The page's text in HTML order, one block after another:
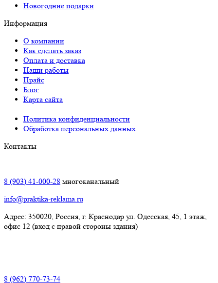
Новогодние подарки
Информация
О компании
Как сделать заказ
Оплата и доставка
Наши работы
Прайс
Блог
Карта сайта
Политика конфиденциальности
Обработка персональных данных
Контакты
8 (903) 41-000-28 многоканальный
info@praktika-reklama.ru
Адрес: 350020, Россия, г. Краснодар ул. Одесская, 45, 1 этаж,
офис 12 (вход с правой стороны здания)
8 (962) 770-73-74